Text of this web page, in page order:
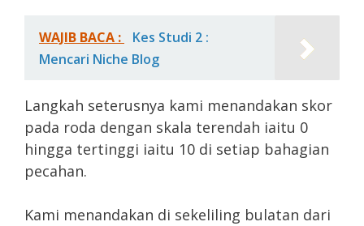
WAJIB BACA :
Kes Studi 2 :
Mencari Niche Blog
Langkah seterusnya kami menandakan skor
pada roda dengan skala terendah iaitu 0
hingga tertinggi iaitu 10 di setiap bahagian
pecahan.
Kami menandakan di sekeliling bulatan dari